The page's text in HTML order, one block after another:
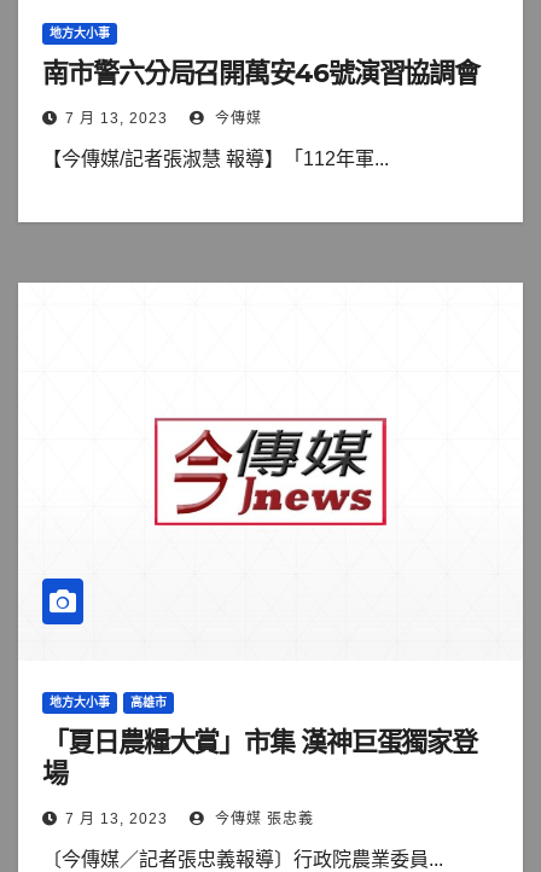
地方大小事
南市警六分局召開萬安46號演習協調會
7 月 13, 2023 今傳媒
【今傳媒/記者張淑慧 報導】「112年軍...
地方大小事 高雄市
「夏日農糧大賞」市集 漢神巨蛋獨家登
場
7 月 13, 2023 今傳媒 張忠義
〔今傳媒／記者張忠義報導〕行政院農業委員...